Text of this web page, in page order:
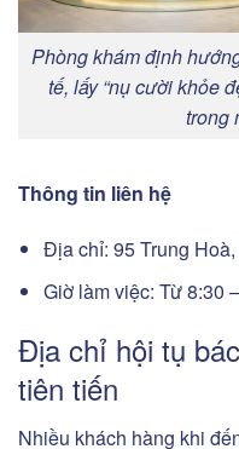
Phòng khám định
tế, lấy “nụ cười khỏe
trong
Thông tin liên hệ
Địa chỉ: 95 Trung
Giờ làm việc: Từ 8:30
Địa chỉ hội tụ
tiên tiến
Nhiều khách hàng khi